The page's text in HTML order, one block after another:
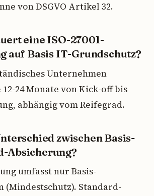
von DSGVO Artikel 32.
eine ISO-27001-
auf Basis IT-Grundschutz?
Unternehmen
24 Monate von Kick-off bis
abhängig vom Reifegrad.
zwischen Basis-
Absicherung?
umfasst nur Basis-
(Mindestschutz). Standard-